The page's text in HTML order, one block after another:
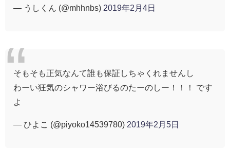
— うしくん (@mhhnbs) 2019年2月4日
そもそも正気なんて誰も保証しちゃくれませんし
わーい狂気のシャワー浴びるのたーのしー！！！ です
よ
— ひよこ (@piyoko14539780) 2019年2月5日